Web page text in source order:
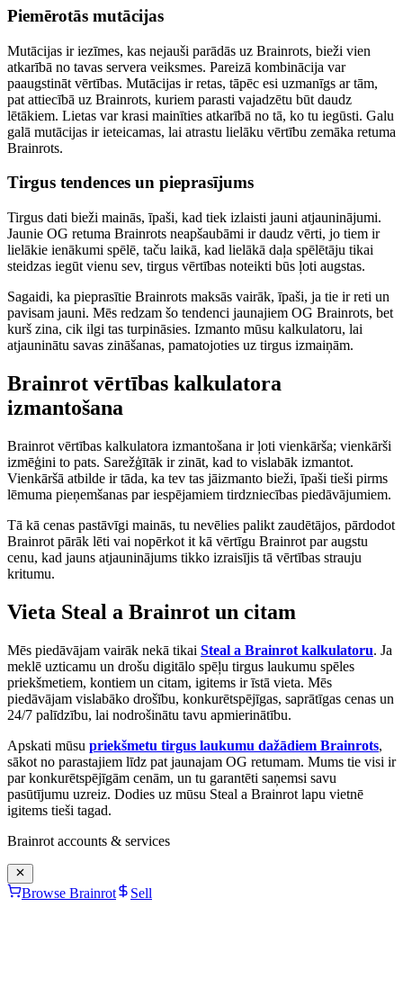
Piemērotās mutācijas
Mutācijas ir iezīmes, kas nejauši parādās uz Brainrots, bieži vien
atkarībā no tavas servera veiksmes. Pareizā kombinācija var
paaugstināt vērtības. Mutācijas ir retas, tāpēc esi uzmanīgs ar tām,
pat attiecībā uz Brainrots, kuriem parasti vajadzētu būt daudz
lētākiem. Lietas var krasi mainīties atkarībā no tā, ko tu iegūsti. Galu
galā mutācijas ir ieteicamas, lai atrastu lielāku vērtību zemāka retuma
Brainrots.
Tirgus tendences un pieprasījums
Tirgus dati bieži mainās, īpaši, kad tiek izlaisti jauni atjauninājumi.
Jaunie OG retuma Brainrots neapšaubāmi ir daudz vērti, jo tiem ir
lielākie ienākumi spēlē, taču laikā, kad lielākā daļa spēlētāju tikai
steidzas iegūt vienu sev, tirgus vērtības noteikti būs ļoti augstas.
Sagaidi, ka pieprasītie Brainrots maksās vairāk, īpaši, ja tie ir reti un
pavisam jauni. Mēs redzam šo tendenci jaunajiem OG Brainrots, bet
kurš zina, cik ilgi tas turpināsies. Izmanto mūsu kalkulatoru, lai
atjauninātu savas zināšanas, pamatojoties uz tirgus izmaiņām.
Brainrot vērtības kalkulatora
izmantošana
Brainrot vērtības kalkulatora izmantošana ir ļoti vienkārša; vienkārši
izmēģini to pats. Sarežģītāk ir zināt, kad to vislabāk izmantot.
Vienkāršā atbilde ir tāda, ka tev tas jāizmanto bieži, īpaši tieši pirms
lēmuma pieņemšanas par iespējamiem tirdzniecības piedāvājumiem.
Tā kā cenas pastāvīgi mainās, tu nevēlies palikt zaudētājos, pārdodot
Brainrot pārāk lēti vai nopērkot it kā vērtīgu Brainrot par augstu
cenu, kad jauns atjauninājums tikko izraisījis tā vērtības strauju
kritumu.
Vieta Steal a Brainrot un citam
Mēs piedāvājam vairāk nekā tikai Steal a Brainrot kalkulatoru. Ja
meklē uzticamu un drošu digitālo spēļu tirgus laukumu spēles
priekšmetiem, kontiem un citam, igitems ir īstā vieta. Mēs
piedāvājam vislabāko drošību, konkurētspējīgas, saprātīgas cenas un
24/7 palīdzību, lai nodrošinātu tavu apmierinātību.
Apskati mūsu priekšmetu tirgus laukumu dažādiem Brainrots,
sākot no parastajiem līdz pat jaunajam OG retumam. Mums tie visi ir
par konkurētspējīgām cenām, un tu garantēti saņemsi savu
pasūtījumu uzreiz. Dodies uz mūsu Steal a Brainrot lapu vietnē
igitems tieši tagad.
Brainrot accounts & services
Browse Brainrot Sell